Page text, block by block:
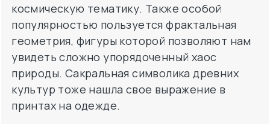
космическую тематику. Также особой
популярностью пользуется фрактальная
геометрия, фигуры которой позволяют нам
увидеть сложно упорядоченный хаос
природы. Сакральная символика древних
культур тоже нашла свое выражение в
принтах на одежде.